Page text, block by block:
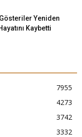
Gösteriler Yeniden
Kaybetti
7955
4273
3742
3332